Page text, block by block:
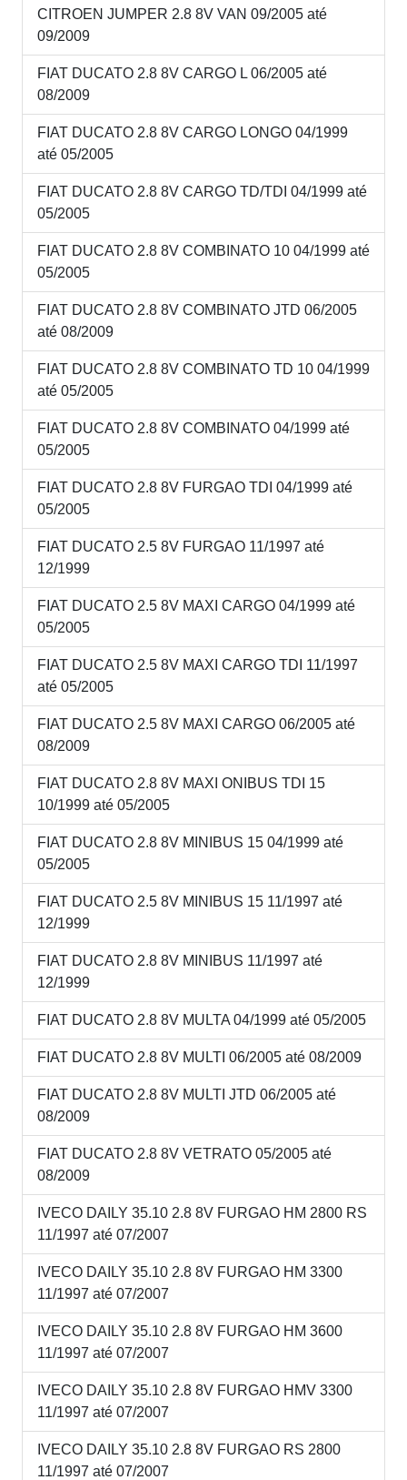
CITROEN JUMPER 2.8 8V VAN 09/2005 até
09/2009
FIAT DUCATO 2.8 8V CARGO L 06/2005 até
08/2009
FIAT DUCATO 2.8 8V CARGO LONGO 04/1999
até 05/2005
FIAT DUCATO 2.8 8V CARGO TD/TDI 04/1999 até
05/2005
FIAT DUCATO 2.8 8V COMBINATO 10 04/1999 até
05/2005
FIAT DUCATO 2.8 8V COMBINATO JTD 06/2005
até 08/2009
FIAT DUCATO 2.8 8V COMBINATO TD 10 04/1999
até 05/2005
FIAT DUCATO 2.8 8V COMBINATO 04/1999 até
05/2005
FIAT DUCATO 2.8 8V FURGAO TDI 04/1999 até
05/2005
FIAT DUCATO 2.5 8V FURGAO 11/1997 até
12/1999
FIAT DUCATO 2.5 8V MAXI CARGO 04/1999 até
05/2005
FIAT DUCATO 2.5 8V MAXI CARGO TDI 11/1997
até 05/2005
FIAT DUCATO 2.5 8V MAXI CARGO 06/2005 até
08/2009
FIAT DUCATO 2.8 8V MAXI ONIBUS TDI 15
10/1999 até 05/2005
FIAT DUCATO 2.8 8V MINIBUS 15 04/1999 até
05/2005
FIAT DUCATO 2.5 8V MINIBUS 15 11/1997 até
12/1999
FIAT DUCATO 2.8 8V MINIBUS 11/1997 até
12/1999
FIAT DUCATO 2.8 8V MULTA 04/1999 até 05/2005
FIAT DUCATO 2.8 8V MULTI 06/2005 até 08/2009
FIAT DUCATO 2.8 8V MULTI JTD 06/2005 até
08/2009
FIAT DUCATO 2.8 8V VETRATO 05/2005 até
08/2009
IVECO DAILY 35.10 2.8 8V FURGAO HM 2800 RS
11/1997 até 07/2007
IVECO DAILY 35.10 2.8 8V FURGAO HM 3300
11/1997 até 07/2007
IVECO DAILY 35.10 2.8 8V FURGAO HM 3600
11/1997 até 07/2007
IVECO DAILY 35.10 2.8 8V FURGAO HMV 3300
11/1997 até 07/2007
IVECO DAILY 35.10 2.8 8V FURGAO RS 2800
11/1997 até 07/2007